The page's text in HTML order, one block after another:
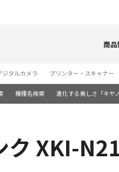
商品
ジタルカメラ プリンター・スキャナー
機種名検索 進化する美しさ「キヤ
ク XKI-